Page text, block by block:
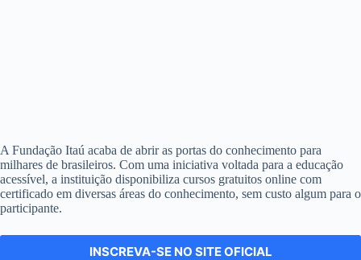
A Fundação Itaú acaba de abrir as portas do conhecimento para
milhares de brasileiros. Com uma iniciativa voltada para a educação
acessível, a instituição disponibiliza cursos gratuitos online com
certificado em diversas áreas do conhecimento, sem custo algum para o
participante.
INSCREVA-SE NO SITE OFICIAL